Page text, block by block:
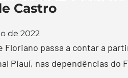
Castro
de 2022
Floriano passa a contar a
Piauí, nas dependências